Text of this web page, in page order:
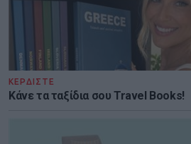
ΚΕΡΔΙΣΤΕ
Κάνε τα ταξίδια σου Travel Books!